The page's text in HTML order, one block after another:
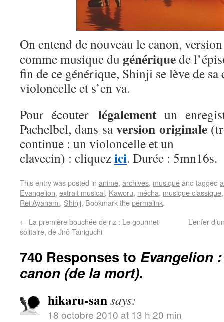
On entend de nouveau le canon,
comme musique du génériquede
fin de ce générique, Shinji se lève de sa
violoncelle et s’en va.
Pour écouter légalementun
Pachelbel, dans saversion originale
continue : un violoncelle et un
clavecin) : cliquezici. Durée : 5mn16s.
This entry was posted in anime, archives, musiqueand tagged
Evangelion, extrait musical, Kaworu, mécha, musique classique
Rei Ayanami, Shinji. Bookmark thepermalink.
← La première bouchée de riz : Le gourmet
solitaire, de Jirô Taniguchi
L’enfer
740 Responses to Evangelion
canon (de la mort).
hikaru-sansays:
18 octobre 2010 at 13 h 20 min